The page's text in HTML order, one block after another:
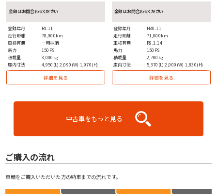
金額はお問合わせください
登録年月
走行距離
車検有無
馬力
積載量
庫内寸法
R1.11
78,900km
一時抹消
150PS
3,000kg
4,950(L) 2,090(W) 1,970(H)
詳細を見る
金額はお問合わせください
登録年月
走行距離
車検有無
馬力
積載量
庫内寸法
H30.11
71,000km
R9.1.14
150PS
2,700kg
5,370(L) 2,000(W) 1,830(H)
詳細を見る
中古車をもっと見る
ご購入の流れ
車輌をご購入いただいた方の納車までの流れです。